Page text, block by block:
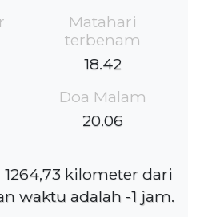
Matahari
terbenam
18.42
Doa Malam
20.06
kilometer dari
waktu adalah -1 jam.